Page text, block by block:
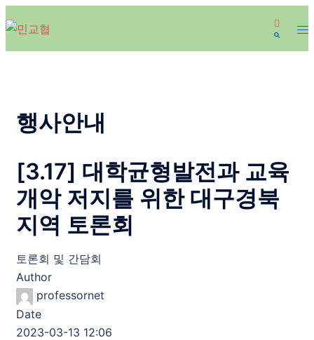
to
content
행사안내
[3.17] 대학균형발전과 교육
개악 저지를 위한 대구경북
지역 토론회
토론회 및 간담회
Author
professornet
Date
2023-03-13 12:06